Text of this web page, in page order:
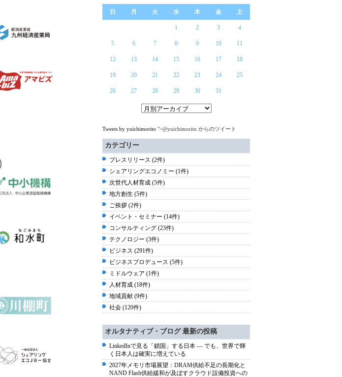
日 月 火 水 木 金 土
1 2 3 4
5 6 7 8 9 10 11
12 13 14 15 16 17 18
19 20 21 22 23 24 25
26 27 28 29 30 31
Tweets by yuichimorito ">@yuichimorito からのツイート
カテゴリー
プレスリリース (2件)
シェアリングエコノミー (1件)
次世代人材育成 (5件)
地方創生 (5件)
ご挨拶 (2件)
イベント・セミナー (14件)
コンサルティング (23件)
テクノロジー (3件)
ビジネス (291件)
ビジネスプロデュース (5件)
ミドルウェア (1件)
人材育成 (18件)
地域貢献 (9件)
社会 (120件)
オルタナティブ・ブログ 最新の投稿
LinkedInで見る「鎖国」する日本 ― でも、世界で輝
く日本人は確実に増えている
2027年メモリ市場展望：DRAM供給不足の長期化と
NAND Flash供給緩和が及ぼすクラウド設備投資への